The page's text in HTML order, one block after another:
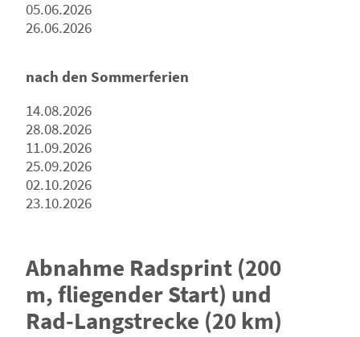
05.06.2026
26.06.2026
nach den Sommerferien
14.08.2026
28.08.2026
11.09.2026
25.09.2026
02.10.2026
23.10.2026
Abnahme Radsprint (200
m, fliegender Start) und
Rad-Langstrecke (20 km)